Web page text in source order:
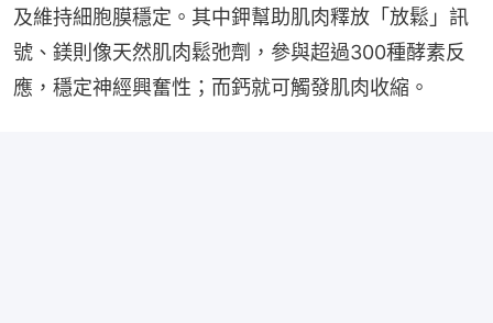
及維持細胞膜穩定。其中鉀幫助肌肉釋放「放鬆」訊
號、鎂則像天然肌肉鬆弛劑，參與超過300種酵素反
應，穩定神經興奮性；而鈣就可觸發肌肉收縮。